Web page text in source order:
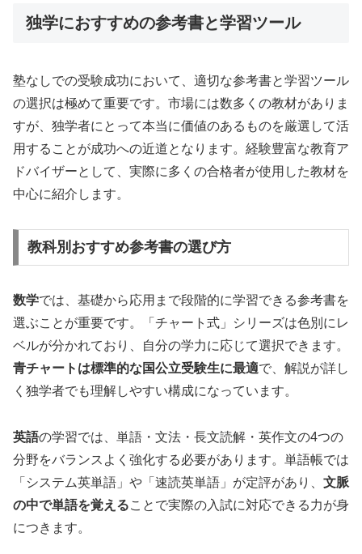
独学におすすめの参考書と学習ツール
塾なしでの受験成功において、適切な参考書と学習ツール
の選択は極めて重要です。市場には数多くの教材がありま
すが、独学者にとって本当に価値のあるものを厳選して活
用することが成功への近道となります。経験豊富な教育ア
ドバイザーとして、実際に多くの合格者が使用した教材を
中心に紹介します。
教科別おすすめ参考書の選び方
数学では、基礎から応用まで段階的に学習できる参考書を
選ぶことが重要です。「チャート式」シリーズは色別にレ
ベルが分かれており、自分の学力に応じて選択できます。
青チャートは標準的な国公立受験生に最適で、解説が詳し
く独学者でも理解しやすい構成になっています。
英語の学習では、単語・文法・長文読解・英作文の4つの
分野をバランスよく強化する必要があります。単語帳では
「システム英単語」や「速読英単語」が定評があり、 文脈
の中で単語を覚えることで実際の入試に対応できる力が身
につきます。